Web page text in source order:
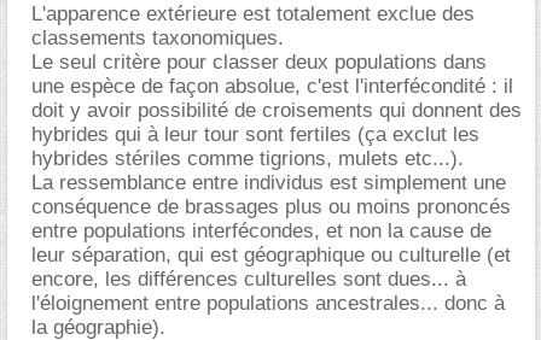
L'apparence extérieure est totalement exclue des
classements taxonomiques.
Le seul critère pour classer deux populations dans
une espèce de façon absolue, c'est l'interfécondité : il
doit y avoir possibilité de croisements qui donnent des
hybrides qui à leur tour sont fertiles (ça exclut les
hybrides stériles comme tigrions, mulets etc...).
La ressemblance entre individus est simplement une
conséquence de brassages plus ou moins prononcés
entre populations interfécondes, et non la cause de
leur séparation, qui est géographique ou culturelle (et
encore, les différences culturelles sont dues... à
l'éloignement entre populations ancestrales... donc à
la géographie).